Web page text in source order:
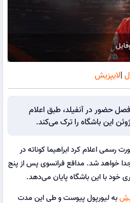
|لایپزیش
فصل حضور در آنفیلد، طبق اعلام
ژوئن این باشگاه را ترک می‌کند.
رسمی اعلام کرد ابراهیما کوناته در
جدا خواهد شد. مدافع فرانسوی پس از پنج
خود با این باشگاه پایان می‌دهد.
به لیورپول پیوست و طی این مدت